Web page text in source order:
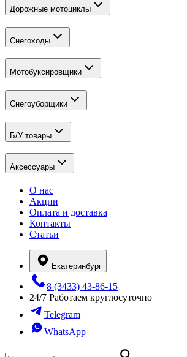
Дорожные мотоциклы
Снегоходы
Мотобуксировщики
Снегоуборщики
Б/У товары
Аксессуары
О нас
Акции
Оплата и доставка
Контакты
Статьи
Екатеринбург
8 (3433) 43-86-15
24/7 Работаем круглосуточно
Telegram
WhatsApp